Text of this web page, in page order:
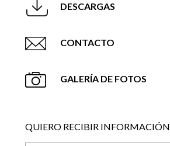
DESCARGAS
CONTACTO
GALERÍA DE FOTOS
QUIERO RECIBIR INFORMACIÓN